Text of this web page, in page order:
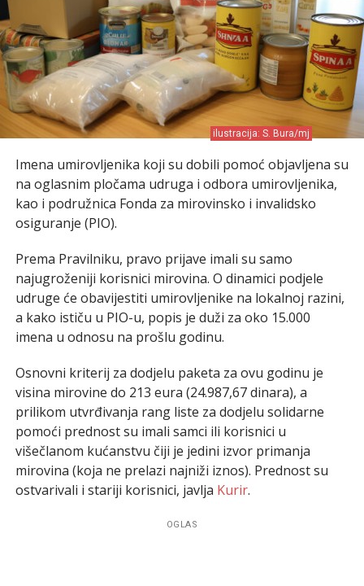
ilustracija: S. Bura/mj
Imena umirovljenika koji su dobili pomoć objavljena su
na oglasnim pločama udruga i odbora umirovljenika,
kao i podružnica Fonda za mirovinsko i invalidsko
osiguranje (PIO).
Prema Pravilniku, pravo prijave imali su samo
najugroženiji korisnici mirovina. O dinamici podjele
udruge će obavijestiti umirovljenike na lokalnoj razini,
a kako ističu u PIO-u, popis je duži za oko 15.000
imena u odnosu na prošlu godinu.
Osnovni kriterij za dodjelu paketa za ovu godinu je
visina mirovine do 213 eura (24.987,67 dinara), a
prilikom utvrđivanja rang liste za dodjelu solidarne
pomoći prednost su imali samci ili korisnici u
višečlanom kućanstvu čiji je jedini izvor primanja
mirovina (koja ne prelazi najniži iznos). Prednost su
ostvarivali i stariji korisnici, javlja Kurir.
OGLAS